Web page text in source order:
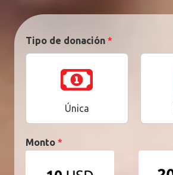
Tipo de donación *
Única
Monto *